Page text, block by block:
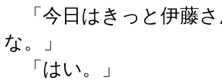
「今日はきっと伊藤
な。」
「はい。」